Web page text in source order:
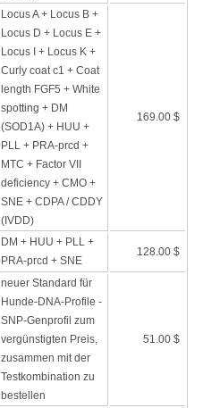
Locus A + Locus B +
Locus D + Locus E +
Locus I + Locus K +
Curly coat c1 + Coat
length FGF5 + White
spotting + DM
(SOD1A) + HUU +
PLL + PRA-prcd +
MTC + Factor VII
deficiency + CMO +
SNE + CDPA / CDDY
(IVDD)
169.00 $
DM + HUU + PLL +
PRA-prcd + SNE
128.00 $
neuer Standard für
Hunde-DNA-Profile -
SNP-Genprofil zum
vergünstigten Preis,
zusammen mit der
Testkombination zu
bestellen
51.00 $